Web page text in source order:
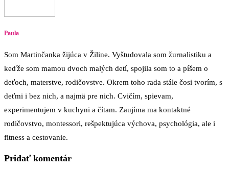
Paula
Som Martinčanka žijúca v Žiline. Vyštudovala som žurnalistiku a
keďže som mamou dvoch malých detí, spojila som to a píšem o
deťoch, materstve, rodičovstve. Okrem toho rada stále čosi tvorím, s
deťmi i bez nich, a najmä pre nich. Cvičím, spievam,
experimentujem v kuchyni a čítam. Zaujíma ma kontaktné
rodičovstvo, montessori, rešpektujúca výchova, psychológia, ale i
fitness a cestovanie.
Pridať komentár